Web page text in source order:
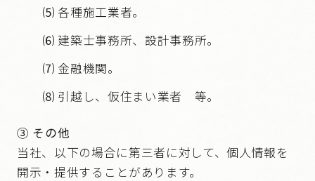
⑸ 各種施工業者。
⑹ 建築士事務所、設計事務所。
⑺ 金融機関。
⑻ 引越し、仮住まい業者 等。
③ その他
当社、以下の場合に第三者に対して、個人情報を
開示・提供することがあります。